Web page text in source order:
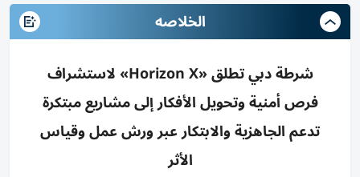
الخلاصه
شرطة دبي تطلق «Horizon X» لاستشراف
فرص أمنية وتحويل الأفكار إلى مشاريع مبتكرة
تدعم الجاهزية والابتكار عبر ورش عمل وقياس
الأثر